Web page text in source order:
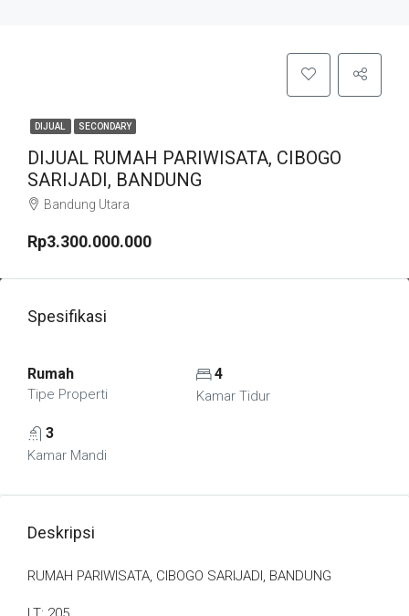
DIJUAL SECONDARY
DIJUAL RUMAH PARIWISATA, CIBOGO
SARIJADI, BANDUNG
Bandung Utara
Rp3.300.000.000
Spesifikasi
Rumah
Tipe Properti
4
Kamar Tidur
3
Kamar Mandi
Deskripsi
RUMAH PARIWISATA, CIBOGO SARIJADI, BANDUNG